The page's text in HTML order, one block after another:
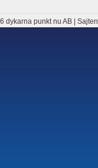
dykarna punkt nu AB |